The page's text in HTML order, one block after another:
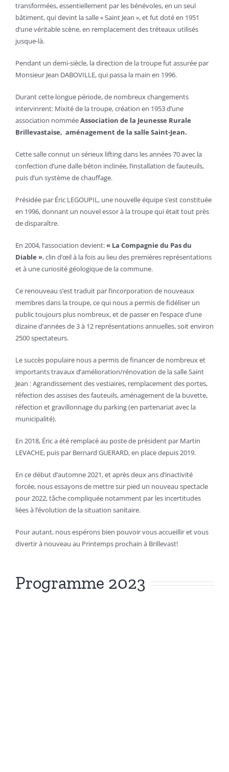
transformées, essentiellement par les bénévoles, en un seul
bâtiment, qui devint la salle « Saint Jean », et fut doté en 1951
d’une véritable scène, en remplacement des tréteaux utilisés
jusque-là.
Pendant un demi-siècle, la direction de la troupe fut assurée par
Monsieur Jean DABOVILLE, qui passa la main en 1996.
Durant cette longue période, de nombreux changements
intervinrent: Mixité de la troupe, création en 1953 d’une
association nomméeAssociation de la Jeunesse Rurale
Brillevastaise, aménagement de la salle Saint-Jean.
Cette salle connut un sérieux lifting dans les années 70 avec la
confection d’une dalle béton inclinée, l’installation de fauteuils,
puis d’un système de chauffage.
Présidée par Éric LEGOUPIL, une nouvelle équipe s’est constituée
en 1996, donnant un nouvel essor à la troupe qui était tout près
de disparaître.
En 2004, l’association devient:« La Compagnie du Pas du
Diable », clin d’œil à la fois au lieu des premières représentations
et à une curiosité géologique de la commune.
Ce renouveau s’est traduit par l’incorporation de nouveaux
membres dans la troupe, ce qui nous a permis de fidéliser un
public toujours plus nombreux, et de passer en l’espace d’une
dizaine d’années de 3 à 12 représentations annuelles, soit environ
2500 spectateurs.
Le succès populaire nous a permis de financer de nombreux et
importants travaux d’amélioration/rénovation de la salle Saint
Jean : Agrandissement des vestiaires, remplacement des portes,
réfection des assises des fauteuils, aménagement de la buvette,
réfection et gravillonnage du parking (en partenariat avec la
municipalité).
En 2018, Éric a été remplacé au poste de président par Martin
LEVACHE, puis par Bernard GUERARD, en place depuis 2019.
En ce début d’automne 2021, et après deux ans d’inactivité
forcée, nous essayons de mettre sur pied un nouveau spectacle
pour 2022, tâche compliquée notamment par les incertitudes
liées à l’évolution de la situation sanitaire.
Pour autant, nous espérons bien pouvoir vous accueillir et vous
divertir à nouveau au Printemps prochain à Brillevast!
Programme 2023